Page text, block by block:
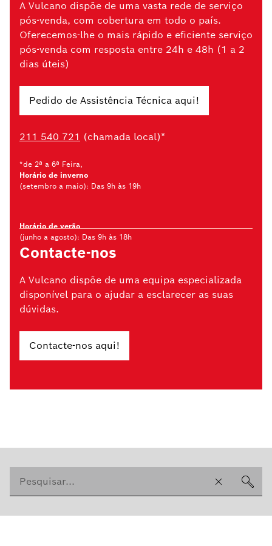
A Vulcano dispõe de uma vasta rede de serviço
pós-venda, com cobertura em todo o país.
Oferecemos-lhe o mais rápido e eficiente serviço
pós-venda com resposta entre 24h e 48h (1 a 2
dias úteis)
Pedido de Assistência Técnica aqui!
211 540 721 (chamada local)*
*de 2ª a 6ª Feira,
Horário de inverno
(setembro a maio): Das 9h às 19h
Horário de verão
(junho a agosto): Das 9h às 18h
Contacte-nos
A Vulcano dispõe de uma equipa especializada
disponível para o ajudar a esclarecer as suas
dúvidas.
Contacte-nos aqui!